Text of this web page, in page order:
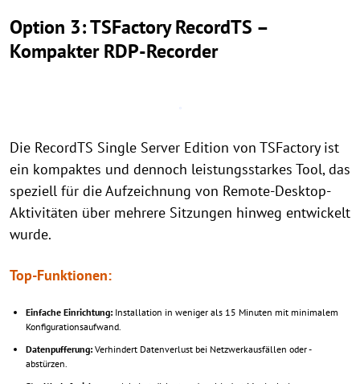
Option 3: TSFactory RecordTS –
Kompakter RDP-Recorder
Die RecordTS Single Server Edition von TSFactory ist
ein kompaktes und dennoch leistungsstarkes Tool, das
speziell für die Aufzeichnung von Remote-Desktop-
Aktivitäten über mehrere Sitzungen hinweg entwickelt
wurde.
Top-Funktionen:
Einfache Einrichtung: Installation in weniger als 15 Minuten mit minimalem
Konfigurationsaufwand.
Datenpufferung: Verhindert Datenverlust bei Netzwerkausfällen oder -
abstürzen.